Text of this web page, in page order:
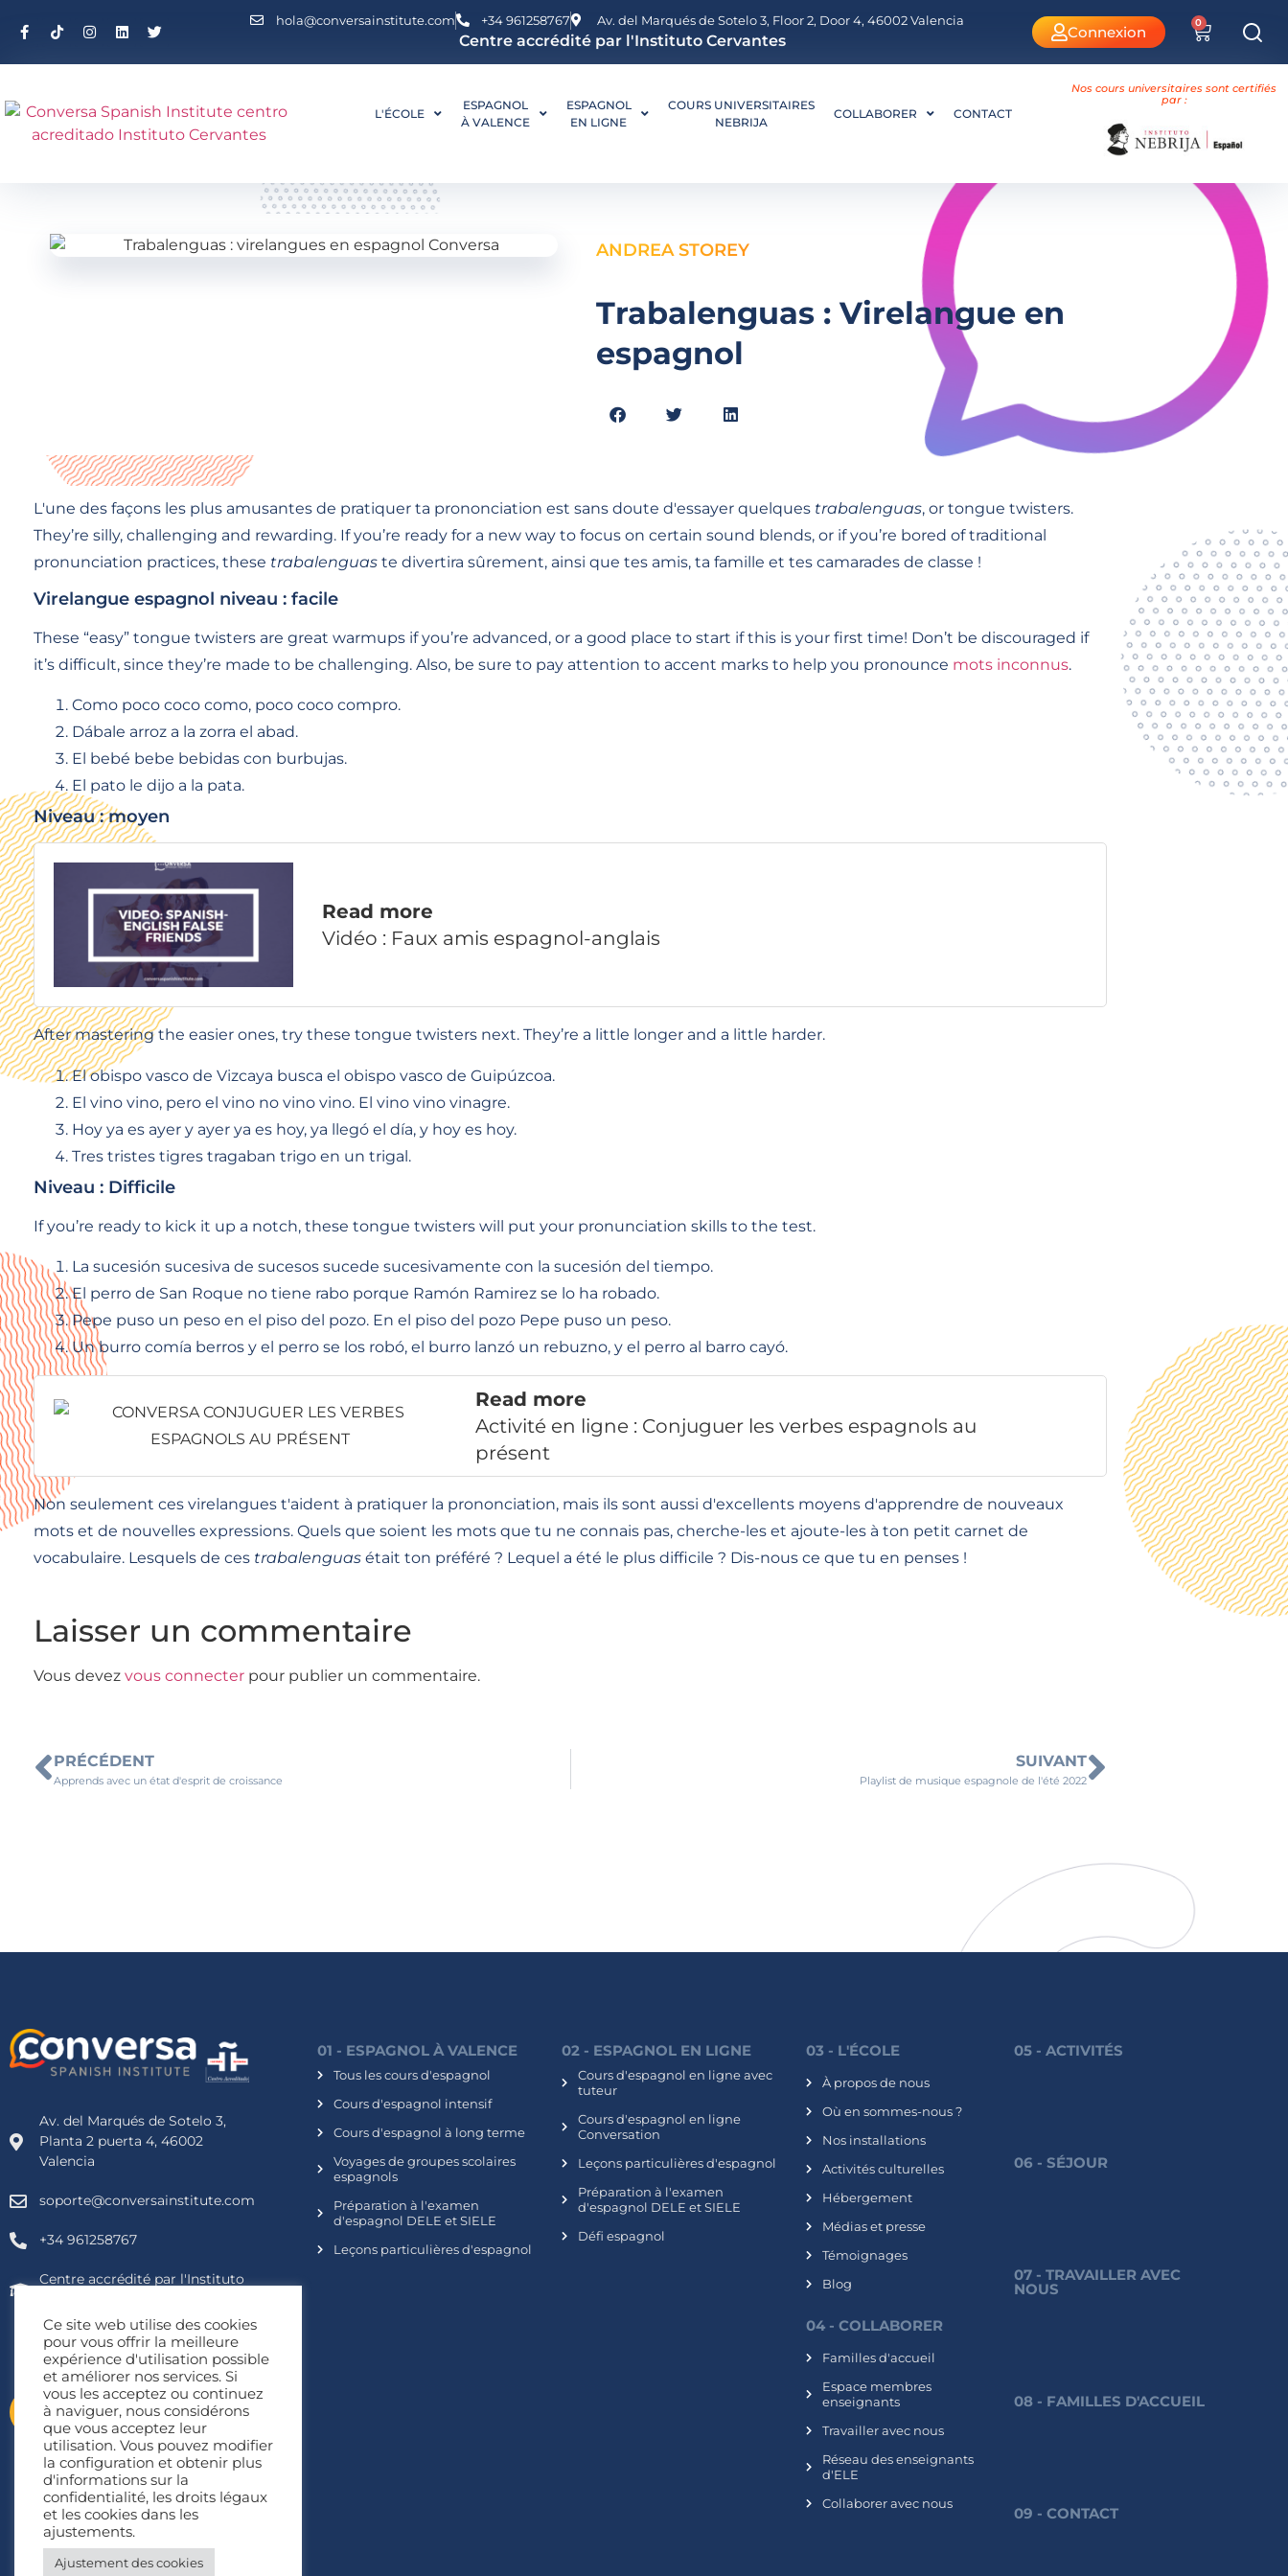
hola@conversainstitute.com +34 961258767 Av. del Marqués de Sotelo 3, Floor 2, Door 4, 46002 Valencia
Centre accrédité par l'Instituto Cervantes Connexion
0
L'ÉCOLE
ESPAGNOL
À VALENCE
ESPAGNOL
EN LIGNE
COURS UNIVERSITAIRES
NEBRIJA
COLLABORER CONTACT
Nos cours universitaires sont certifiés
par :
ANDREA STOREY
Trabalenguas : Virelangue en
espagnol
L'une des façons les plus amusantes de pratiquer ta prononciation est sans doute d'essayer quelques trabalenguas, or tongue twisters.
They’re silly, challenging and rewarding. If you’re ready for a new way to focus on certain sound blends, or if you’re bored of traditional
pronunciation practices, these trabalenguas te divertira sûrement, ainsi que tes amis, ta famille et tes camarades de classe !
Virelangue espagnol niveau : facile
These “easy” tongue twisters are great warmups if you’re advanced, or a good place to start if this is your first time! Don’t be discouraged if
it’s difficult, since they’re made to be challenging. Also, be sure to pay attention to accent marks to help you pronounce mots inconnus.
Como poco coco como, poco coco compro.
Dábale arroz a la zorra el abad.
El bebé bebe bebidas con burbujas.
El pato le dijo a la pata.
Niveau : moyen
Read more
Vidéo : Faux amis espagnol-anglais
After mastering the easier ones, try these tongue twisters next. They’re a little longer and a little harder.
El obispo vasco de Vizcaya busca el obispo vasco de Guipúzcoa.
El vino vino, pero el vino no vino vino. El vino vino vinagre.
Hoy ya es ayer y ayer ya es hoy, ya llegó el día, y hoy es hoy.
Tres tristes tigres tragaban trigo en un trigal.
Niveau : Difficile
If you’re ready to kick it up a notch, these tongue twisters will put your pronunciation skills to the test.
La sucesión sucesiva de sucesos sucede sucesivamente con la sucesión del tiempo.
El perro de San Roque no tiene rabo porque Ramón Ramirez se lo ha robado.
Pepe puso un peso en el piso del pozo. En el piso del pozo Pepe puso un peso.
Un burro comía berros y el perro se los robó, el burro lanzó un rebuzno, y el perro al barro cayó.
Read more
Activité en ligne : Conjuguer les verbes espagnols au
présent
Non seulement ces virelangues t'aident à pratiquer la prononciation, mais ils sont aussi d'excellents moyens d'apprendre de nouveaux
mots et de nouvelles expressions. Quels que soient les mots que tu ne connais pas, cherche-les et ajoute-les à ton petit carnet de
vocabulaire. Lesquels de ces trabalenguas était ton préféré ? Lequel a été le plus difficile ? Dis-nous ce que tu en penses !
Laisser un commentaire
Vous devez vous connecter pour publier un commentaire.
PRÉCÉDENT
Apprends avec un état d'esprit de croissance
SUIVANT
Playlist de musique espagnole de l'été 2022
Av. del Marqués de Sotelo 3,
Planta 2 puerta 4, 46002
Valencia
soporte@conversainstitute.com
+34 961258767
Centre accrédité par l'Instituto
Connexion des
étudiants
01 - ESPAGNOL À VALENCE
Tous les cours d'espagnol
Cours d'espagnol intensif
Cours d'espagnol à long terme
Voyages de groupes scolaires
espagnols
Préparation à l'examen
d'espagnol DELE et SIELE
Leçons particulières d'espagnol
02 - ESPAGNOL EN LIGNE
Cours d'espagnol en ligne avec
tuteur
Cours d'espagnol en ligne
Conversation
Leçons particulières d'espagnol
Préparation à l'examen
d'espagnol DELE et SIELE
Défi espagnol
03 - L'ÉCOLE
À propos de nous
Où en sommes-nous ?
Nos installations
Activités culturelles
Hébergement
Médias et presse
Témoignages
Blog
04 - COLLABORER
Familles d'accueil
Espace membres
enseignants
Travailler avec nous
Réseau des enseignants
d'ELE
Collaborer avec nous
05 - ACTIVITÉS
06 - SÉJOUR
07 - TRAVAILLER AVEC
NOUS
08 - FAMILLES D'ACCUEIL
09 - CONTACT
Ce site web utilise des cookies
pour vous offrir la meilleure
expérience d'utilisation possible
et améliorer nos services. Si
vous les acceptez ou continuez
à naviguer, nous considérons
que vous acceptez leur
utilisation. Vous pouvez modifier
la configuration et obtenir plus
d'informations sur la
confidentialité, les droits légaux
et les cookies dans les
ajustements.
Ajustement des cookies